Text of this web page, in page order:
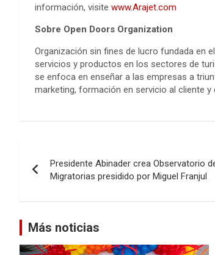
información, visite www.Arajet.com
Sobre Open Doors Organization
Organización sin fines de lucro fundada en
servicios y productos en los sectores de
se enfoca en enseñar a las empresas a
marketing, formación en servicio al cliente
de
entradas
Presidente Abinader crea Observatorio
Migratorias presidido por Miguel Franjul
Más noticias